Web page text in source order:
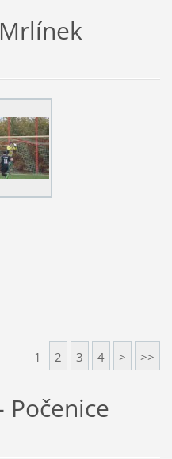
1 2 3 4 > >>
Počenice